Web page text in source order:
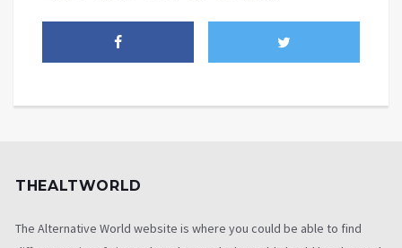
THEALTWORLD
The Alternative World website is where you could be able to find